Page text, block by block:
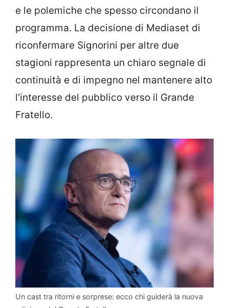
e le polemiche che spesso circondano il
programma. La decisione di Mediaset di
riconfermare Signorini per altre due
stagioni rappresenta un chiaro segnale di
continuità e di impegno nel mantenere alto
l’interesse del pubblico verso il Grande
Fratello.
Un cast tra ritorni e sorprese: ecco chi guiderà la nuova